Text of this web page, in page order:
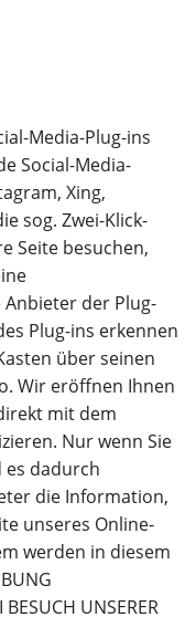
Media-Plug-ins
Social-Media-
Xing,
sog. Zwei-Klick-
Seite besuchen,
der Plug-
Plug-ins erkennen
über seinen
Wir eröffnen Ihnen
mit dem
Nur wenn Sie
es dadurch
die Information,
unseres Online-
werden in diesem
UNSERER